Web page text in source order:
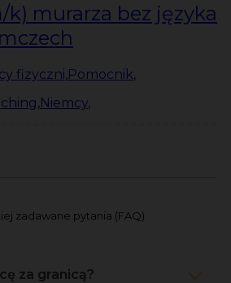
murarza bez języka
fizyczni,Pomocnik,
,Niemcy,
zadawane pytania (FAQ)
za granicą?